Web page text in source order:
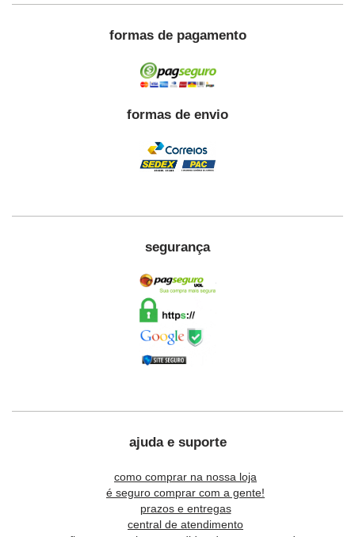
formas de pagamento
formas de envio
segurança
ajuda e suporte
como comprar na nossa loja
é seguro comprar com a gente!
prazos e entregas
central de atendimento